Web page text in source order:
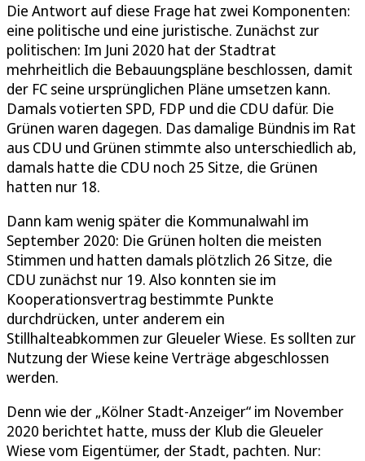
Die Antwort auf diese Frage hat zwei Komponenten:
eine politische und eine juristische. Zunächst zur
politischen: Im Juni 2020 hat der Stadtrat
mehrheitlich die Bebauungspläne beschlossen, damit
der FC seine ursprünglichen Pläne umsetzen kann.
Damals votierten SPD, FDP und die CDU dafür. Die
Grünen waren dagegen. Das damalige Bündnis im Rat
aus CDU und Grünen stimmte also unterschiedlich ab,
damals hatte die CDU noch 25 Sitze, die Grünen
hatten nur 18.
Dann kam wenig später die Kommunalwahl im
September 2020: Die Grünen holten die meisten
Stimmen und hatten damals plötzlich 26 Sitze, die
CDU zunächst nur 19. Also konnten sie im
Kooperationsvertrag bestimmte Punkte
durchdrücken, unter anderem ein
Stillhalteabkommen zur Gleueler Wiese. Es sollten zur
Nutzung der Wiese keine Verträge abgeschlossen
werden.
Denn wie der „Kölner Stadt-Anzeiger“ im November
2020 berichtet hatte, muss der Klub die Gleueler
Wiese vom Eigentümer, der Stadt, pachten. Nur: